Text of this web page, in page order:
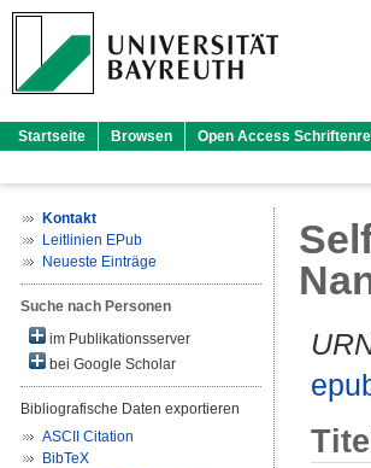
Startseite Browsen Open Access
Kontakt
Leitlinien EPub
Neueste Einträge
Suche nach Personen
im Publikationsserver
bei Google Scholar
Bibliografische Daten exportieren
ASCII Citation
BibTeX